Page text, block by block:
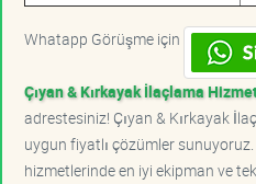
Whatapp Görüşme için
Çıyan & Kırkayak İlaçlama
adrestesiniz! Çıyan & Kırkayak
uygun fiyatlı çözümler
hizmetlerinde en iyi ekipman ve